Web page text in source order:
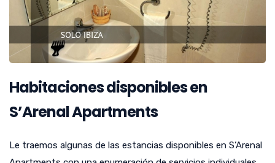
Habitaciones disponibles en
S’Arenal Apartments
Le traemos algunas de las estancias disponibles en S’Arenal